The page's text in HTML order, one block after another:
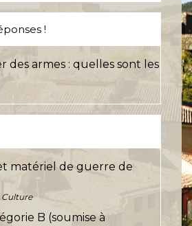
!
des armes : quelles sont les
matériel de guerre de
Culture
B (soumise à